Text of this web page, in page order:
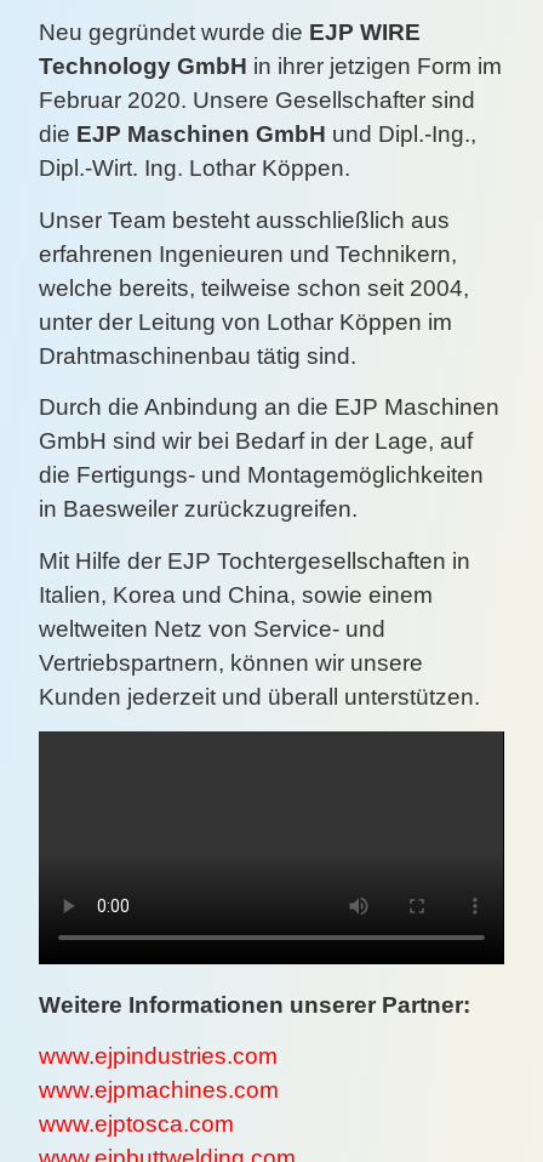
Neu gegründet wurde die EJP WIRE
Technology GmbH in ihrer jetzigen Form im
Februar 2020. Unsere Gesellschafter sind
die EJP Maschinen GmbH und Dipl.-Ing.,
Dipl.-Wirt. Ing. Lothar Köppen.
Unser Team besteht ausschließlich aus
erfahrenen Ingenieuren und Technikern,
welche bereits, teilweise schon seit 2004,
unter der Leitung von Lothar Köppen im
Drahtmaschinenbau tätig sind.
Durch die Anbindung an die EJP Maschinen
GmbH sind wir bei Bedarf in der Lage, auf
die Fertigungs- und Montagemöglichkeiten
in Baesweiler zurückzugreifen.
Mit Hilfe der EJP Tochtergesellschaften in
Italien, Korea und China, sowie einem
weltweiten Netz von Service- und
Vertriebspartnern, können wir unsere
Kunden jederzeit und überall unterstützen.
Weitere Informationen unserer Partner:
www.ejpindustries.com
www.ejpmachines.com
www.ejptosca.com